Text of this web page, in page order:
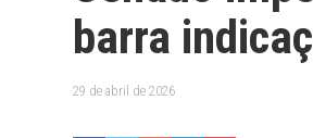
barra
29 de abril de 2026